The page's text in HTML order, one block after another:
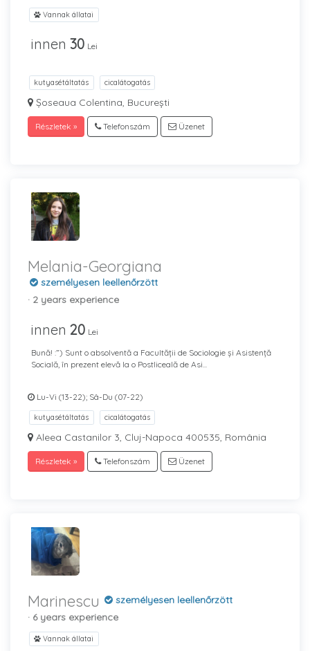
Vannak állatai
innen 30 Lei
kutyasétáltatás cicalátogatás
Șoseaua Colentina, București
Részletek » Telefonszám Üzenet
Melania-Georgiana
személyesen leellenőrzött
· 2 years experience
innen 20 Lei
Bună! :”) Sunt o absolventă a Facultății de Sociologie și Asistență
Socială, în prezent elevă la o Postliceală de Asi...
Lu-Vi (13-22); Sâ-Du (07-22)
kutyasétáltatás cicalátogatás
Aleea Castanilor 3, Cluj-Napoca 400535, România
Részletek » Telefonszám Üzenet
Marinescu
személyesen leellenőrzött
· 6 years experience
Vannak állatai